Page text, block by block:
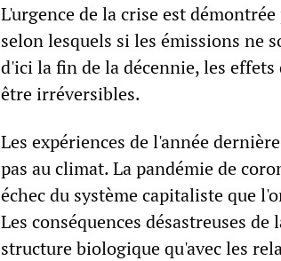
L'urgence de la crise est
selon lesquels si les émissions ne
d'ici la fin de la décennie, les
être irréversibles.
Les expériences de l'année
pas au climat. La pandémie de
échec du système capitaliste que
Les conséquences désastreuses
structure biologique qu'avec les